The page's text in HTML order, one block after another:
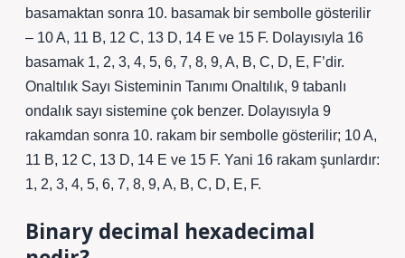
basamaktan sonra 10. basamak bir sembolle gösterilir
– 10 A, 11 B, 12 C, 13 D, 14 E ve 15 F. Dolayısıyla 16
basamak 1, 2, 3, 4, 5, 6, 7, 8, 9, A, B, C, D, E, F’dir.
Onaltılık Sayı Sisteminin Tanımı Onaltılık, 9 tabanlı
ondalık sayı sistemine çok benzer. Dolayısıyla 9
rakamdan sonra 10. rakam bir sembolle gösterilir; 10 A,
11 B, 12 C, 13 D, 14 E ve 15 F. Yani 16 rakam şunlardır:
1, 2, 3, 4, 5, 6, 7, 8, 9, A, B, C, D, E, F.
Binary decimal hexadecimal